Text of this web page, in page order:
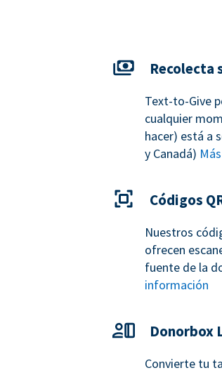
Recolecta
Text-to-Give
cualquier
hacer) está a
y Canadá)
Códigos
Nuestros
ofrecen
fuente de la
información
Donorbox
Convierte tu